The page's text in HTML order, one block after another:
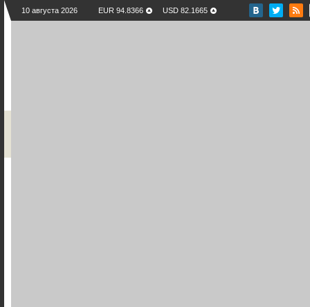
10 августа 2026 EUR 94.8366 USD 82.1665